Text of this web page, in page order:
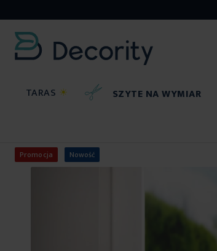
TARAS ☀ SZYTE NA WYMIAR
Promocja Nowość